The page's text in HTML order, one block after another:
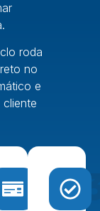
roda
no
e
02